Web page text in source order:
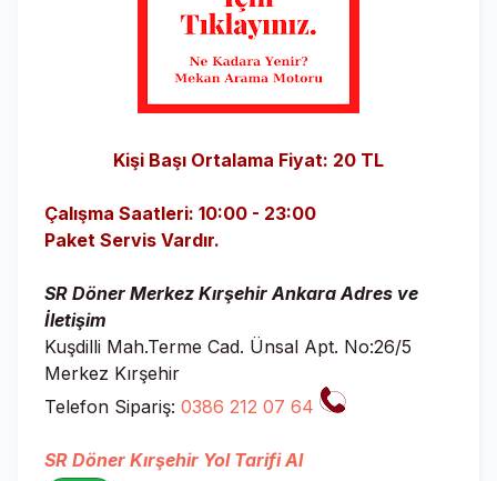
Kişi Başı Ortalama Fiyat: 20 TL
Çalışma Saatleri: 10:00 - 23:00
Paket Servis Vardır.
SR Döner Merkez Kırşehir Ankara Adres ve
İletişim
Kuşdilli Mah.Terme Cad. Ünsal Apt. No:26/5
Merkez Kırşehir
Telefon Sipariş: 0386 212 07 64
SR Döner Kırşehir Yol Tarifi Al